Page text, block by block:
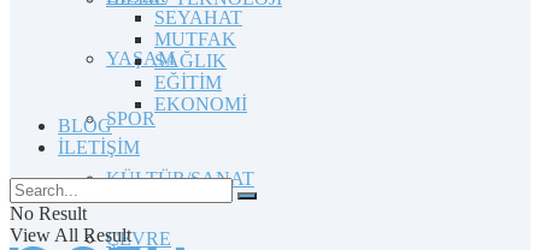
YAŞAM
SPOR
KÜLTÜR/SANAT
ÇEVRE
SEYAHAT
MUTFAK
SAĞLIK
EĞİTİM
EKONOMİ
BLOG
İLETİŞİM
No Result
View All Result